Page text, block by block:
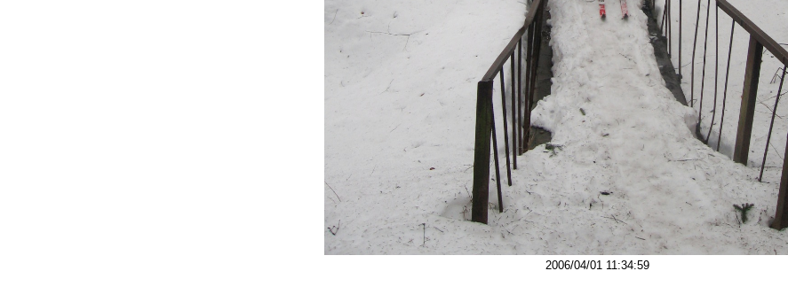
2006/04/01 11:34:59